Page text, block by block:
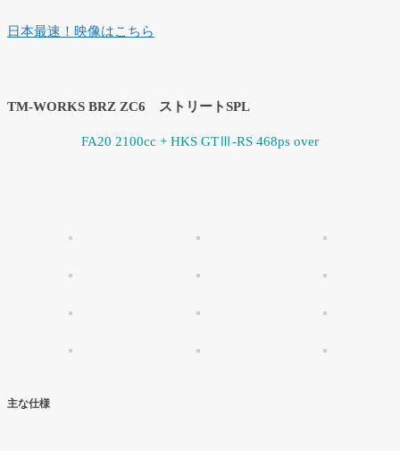
日本最速！映像はこちら
TM-WORKS BRZ ZC6 ストリートSPL
FA20 2100cc + HKS GTⅢ-RS 468ps over
主な仕様